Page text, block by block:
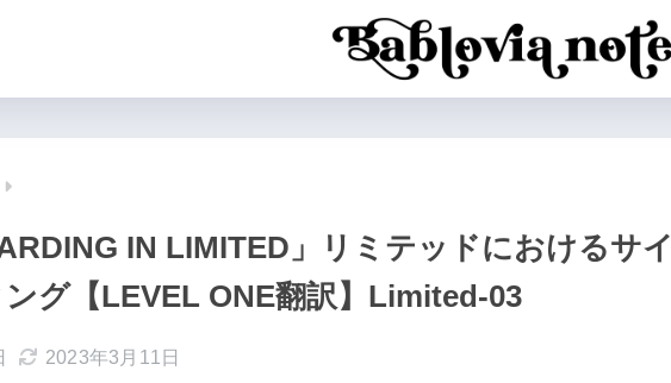
IN LIMITED」リミテッドにおけるサイ
ング【LEVEL ONE翻訳】Limited-03
2023年3月11日